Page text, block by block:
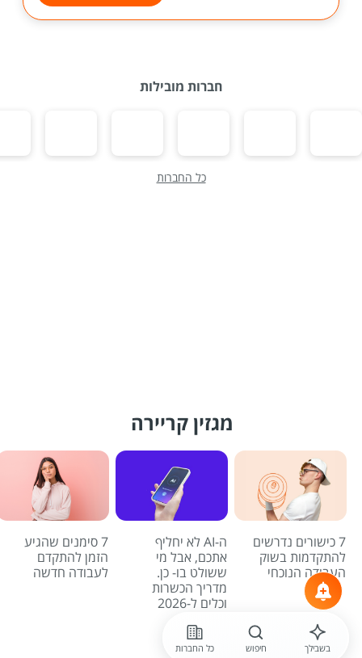
חברות מובילות
כל החברות
מגזין קריירה
7 כישורים נדרשים
להתקדמות בשוק
העבודה הנוכחי
ה-AI לא יחליף
אתכם, אבל מי
ששולט בו- כן.
מדריך הכשרות
וכלים ל-2026
7 סימנים שהגיע
הזמן להתקדם
לעבודה חדשה
לכל הכתבות
בשבילך חיפוש כל החברות